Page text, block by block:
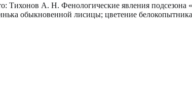
Тихонов А. Н. Фенологические явления подсезона
обыкновенной лисицы; цветение